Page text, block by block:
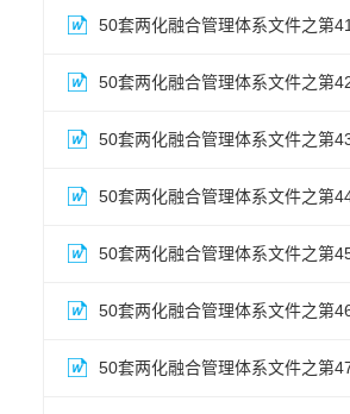
50套两化融合管理体系文件之第
50套两化融合管理体系文件之第
50套两化融合管理体系文件之第
50套两化融合管理体系文件之第
50套两化融合管理体系文件之第
50套两化融合管理体系文件之第
50套两化融合管理体系文件之第